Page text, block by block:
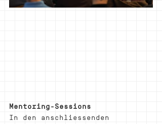
Mentoring-Sessions
In den anschliessenden